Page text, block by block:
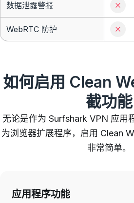
数据泄露警报
WebRTC 防护
如何启用 Clean
截功能
无论是作为 Surfshark VPN 应用
为浏览器扩展程序，启用 Clean
非常简单。
应用程序功能